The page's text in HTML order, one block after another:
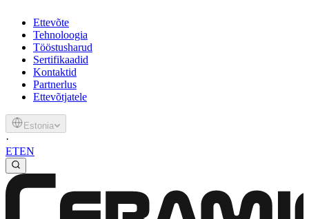
Ettevõte
Tehnoloogia
Tööstusharud
Sertifikaadid
Kontaktid
Partnerlus
Ettevõtjatele
Estonia
·
ETEN